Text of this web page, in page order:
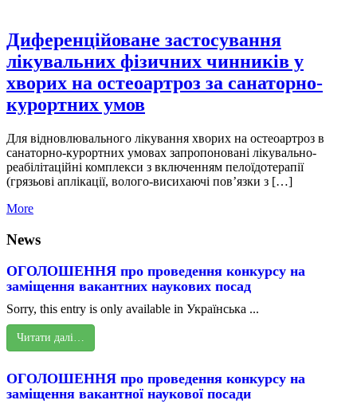
Диференційоване застосування
лікувальних фізичних чинників у
хворих на остеоартроз за санаторно-
курортних умов
Для відновлювального лікування хворих на остеоартроз в
санаторно-курортних умовах запропоновані лікувально-
реабілітаційні комплекси з включенням пелоїдотерапії
(грязьові аплікації, волого-висихаючі пов’язки з […]
More
News
ОГОЛОШЕННЯ про проведення конкурсу на
заміщення вакантних наукових посад
Sorry, this entry is only available in Українська ...
Читати далі…
ОГОЛОШЕННЯ про проведення конкурсу на
заміщення вакантної наукової посади